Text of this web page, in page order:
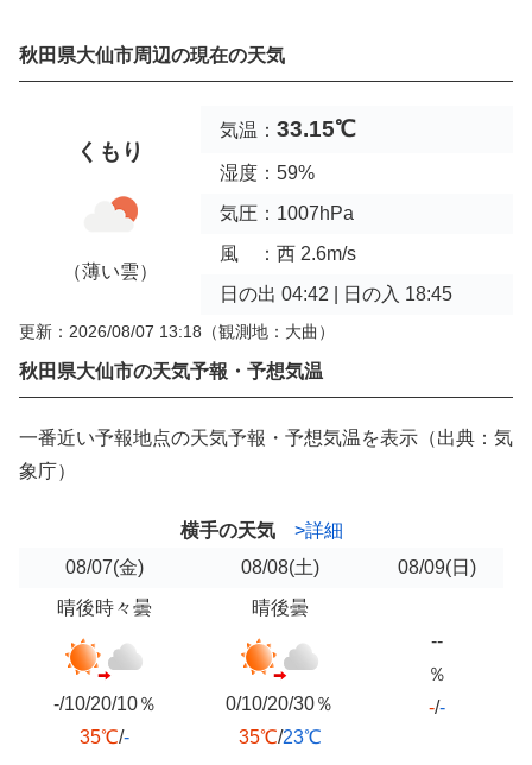
秋田県大仙市周辺の現在の天気
くもり
（薄い雲）
気温： 33.15℃
湿度：59%
気圧：1007hPa
風 ：西 2.6m/s
日の出 04:42 | 日の入 18:45
更新：2026/08/07 13:18 （観測地：大曲）
秋田県大仙市の天気予報・予想気温
一番近い予報地点の天気予報・予想気温を表示（出典：気
象庁）
横手の天気
>詳細
08/07(金) 08/08(土) 08/09(日)
晴後時々曇
-/10/20/10％
35℃/-
晴後曇
0/10/20/30％
35℃/23℃
--
％
-/-